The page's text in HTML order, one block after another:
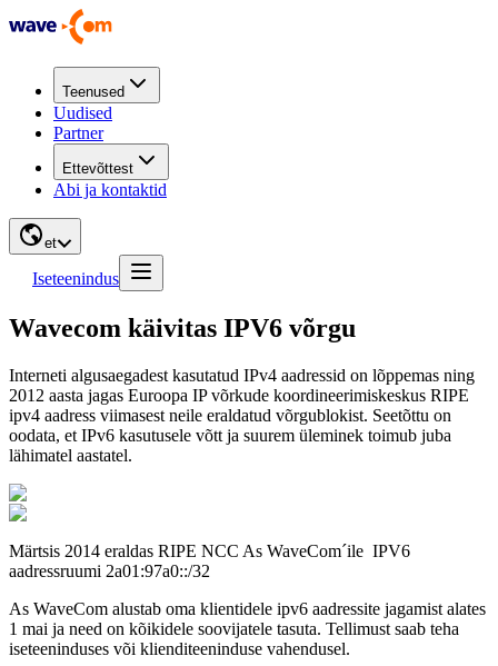
Teenused
Uudised
Partner
Ettevõttest
Abi ja kontaktid
et
Iseteenindus
Wavecom käivitas IPV6 võrgu
Interneti algusaegadest kasutatud IPv4 aadressid on lõppemas ning
2012 aasta jagas Euroopa IP võrkude koordineerimiskeskus RIPE
ipv4 aadress viimasest neile eraldatud võrgublokist. Seetõttu on
oodata, et IPv6 kasutusele võtt ja suurem üleminek toimub juba
lähimatel aastatel.
Märtsis 2014 eraldas RIPE NCC As WaveCom´ile IPV6
aadressruumi 2a01:97a0::/32
As WaveCom alustab oma klientidele ipv6 aadressite jagamist alates
1 mai ja need on kõikidele soovijatele tasuta. Tellimust saab teha
iseteeninduses või klienditeeninduse vahendusel.